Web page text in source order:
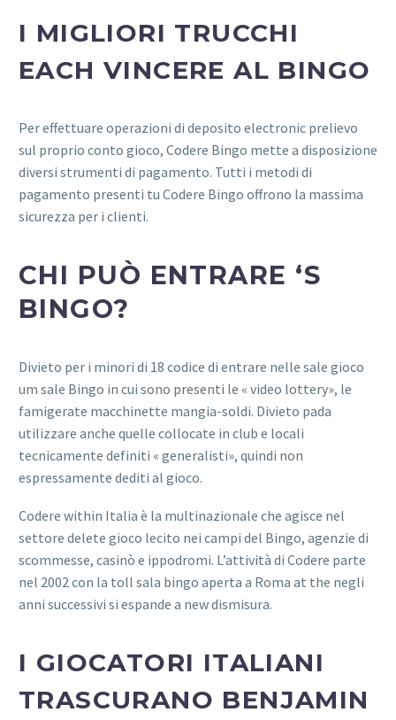
I MIGLIORI TRUCCHI
EACH VINCERE AL BINGO
Per effettuare operazioni di deposito electronic prelievo
sul proprio conto gioco, Codere Bingo mette a disposizione
diversi strumenti di pagamento. Tutti i metodi di
pagamento presenti tu Codere Bingo offrono la massima
sicurezza per i clienti.
CHI PUÒ ENTRARE ‘S
BINGO?
Divieto per i minori di 18 codice di entrare nelle sale gioco
um sale Bingo in cui sono presenti le « video lottery», le
famigerate macchinette mangia-soldi. Divieto pada
utilizzare anche quelle collocate in club e locali
tecnicamente definiti « generalisti», quindi non
espressamente dediti al gioco.
Codere within Italia è la multinazionale che agisce nel
settore delete gioco lecito nei campi del Bingo, agenzie di
scommesse, casinò e ippodromi. L’attività di Codere parte
nel 2002 con la toll sala bingo aperta a Roma at the negli
anni successivi si espande a new dismisura.
I GIOCATORI ITALIANI
TRASCURANO BENJAMIN